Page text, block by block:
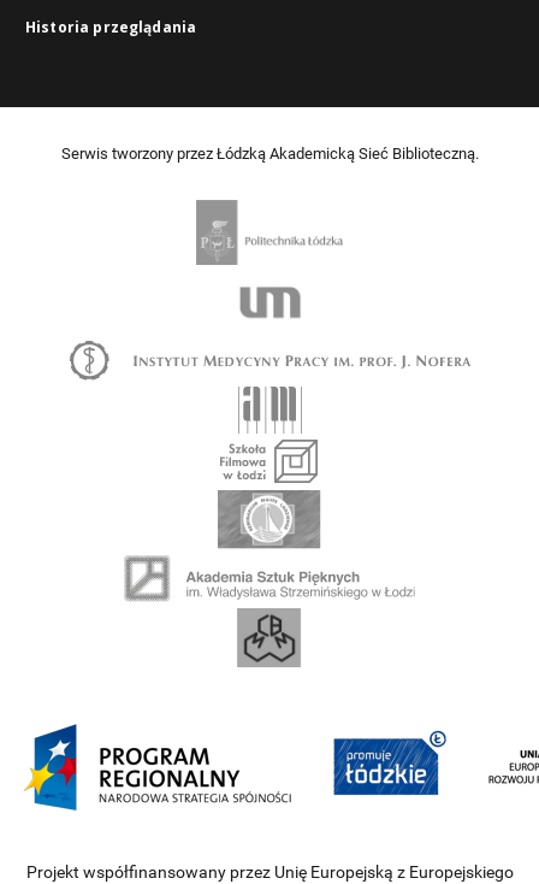
Historia przeglądania
Serwis tworzony przez Łódzką Akademicką Sieć Biblioteczną.
Projekt współfinansowany przez Unię Europejską z Europejskiego